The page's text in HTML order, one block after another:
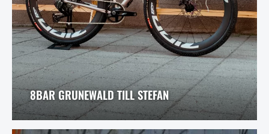
8BAR GRUNEWALD TILL STEFAN